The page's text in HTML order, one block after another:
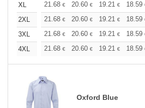
XL
21.68 € 20.60 € 19.21 € 18.59
2XL
21.68 € 20.60 € 19.21 € 18.59
3XL
21.68 € 20.60 € 19.21 € 18.59
4XL
21.68 € 20.60 € 19.21 € 18.59
Oxford Blue